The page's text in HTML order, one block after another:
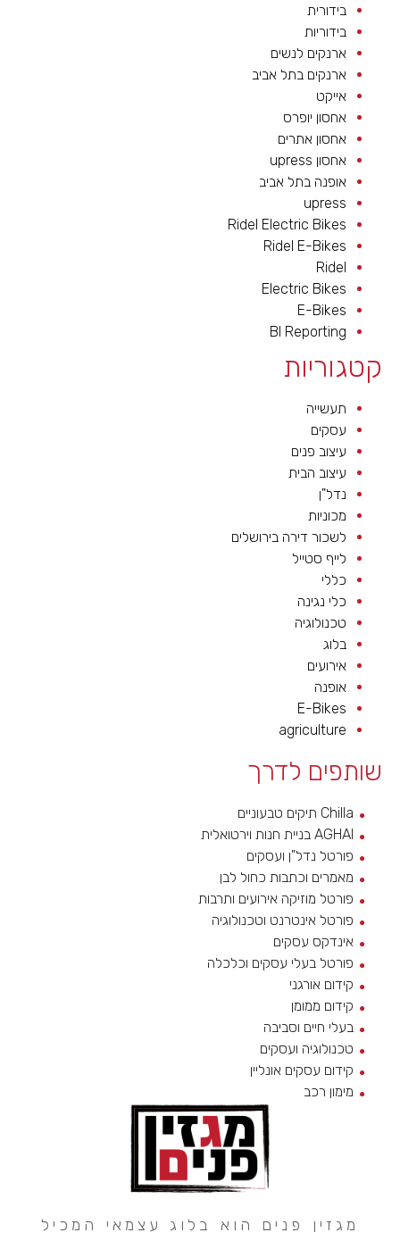
בידורית
בידוריות
ארנקים לנשים
ארנקים בתל אביב
אייקט
אחסון יופרס
אחסון אתרים
אחסון upress
אופנה בתל אביב
upress
Ridel Electric Bikes
Ridel E-Bikes
Ridel
Electric Bikes
E-Bikes
BI Reporting
קטגוריות
תעשייה
עסקים
עיצוב פנים
עיצוב הבית
נדל"ן
מכוניות
לשכור דירה בירושלים
לייף סטייל
כללי
כלי נגינה
טכנולוגיה
בלוג
אירועים
אופנה
E-Bikes
agriculture
שותפים לדרך
Chilla תיקים טבעוניים
AGHAI בניית חנות וירטואלית
פורטל נדל"ן ועסקים
מאמרים וכתבות כחול לבן
פורטל מוזיקה אירועים ותרבות
פורטל אינטרנט וטכנולוגיה
אינדקס עסקים
פורטל בעלי עסקים וכלכלה
קידום אורגני
קידום ממומן
בעלי חיים וסביבה
טכנולוגיה ועסקים
קידום עסקים אונליין
מימון רכב
מגזין פנים הוא בלוג עצמאי המכיל